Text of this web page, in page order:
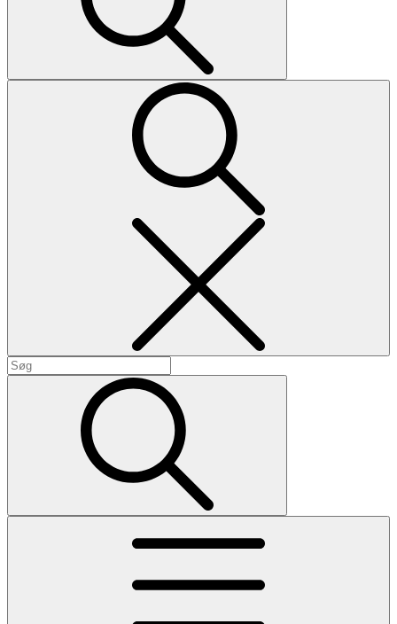
Search
for: